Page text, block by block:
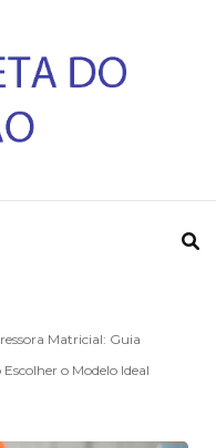
Matricial: Guia
o Modelo Ideal